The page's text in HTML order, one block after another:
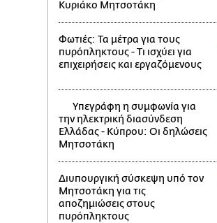
Κυριάκο Μητσοτάκη
Φωτιές: Τα μέτρα για τους
πυρόπληκτους - Τι ισχύει για
επιχειρήσεις και εργαζόμενους
Υπεγράφη η συμφωνία για
την ηλεκτρική διασύνδεση
Ελλάδας - Κύπρου: Οι δηλώσεις
Μητσοτάκη
Διυπουργική σύσκεψη υπό τον
Μητσοτάκη για τις
αποζημιώσεις στους
πυρόπληκτους